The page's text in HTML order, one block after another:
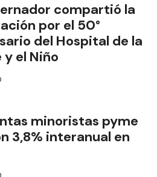
compartió la
por el 50°
del Hospital de la
el Niño
minoristas pyme
3,8% interanual en